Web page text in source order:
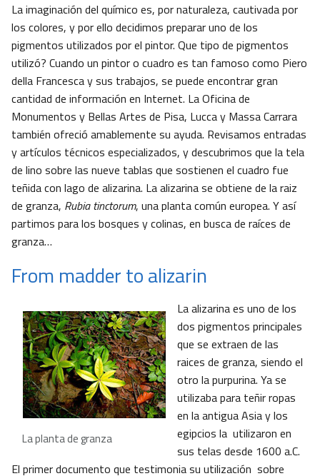
La imaginación del químico es, por naturaleza, cautivada por
los colores, y por ello decidimos preparar uno de los
pigmentos utilizados por el pintor. Que tipo de pigmentos
utilizó? Cuando un pintor o cuadro es tan famoso como Piero
della Francesca y sus trabajos, se puede encontrar gran
cantidad de información en Internet. La Oficina de
Monumentos y Bellas Artes de Pisa, Lucca y Massa Carrara
también ofreció amablemente su ayuda. Revisamos entradas
y artículos técnicos especializados, y descubrimos que la tela
de lino sobre las nueve tablas que sostienen el cuadro fue
teñida con lago de alizarina. La alizarina se obtiene de la raiz
de granza, Rubia tinctorum, una planta común europea. Y así
partimos para los bosques y colinas, en busca de raíces de
granza…
From madder to alizarin
La planta de granza
La alizarina es uno de los
dos pigmentos principales
que se extraen de las
raices de granza, siendo el
otro la purpurina. Ya se
utilizaba para teñir ropas
en la antigua Asia y los
egipcios la utilizaron en
sus telas desde 1600 a.C.
El primer documento que testimonia su utilización sobre